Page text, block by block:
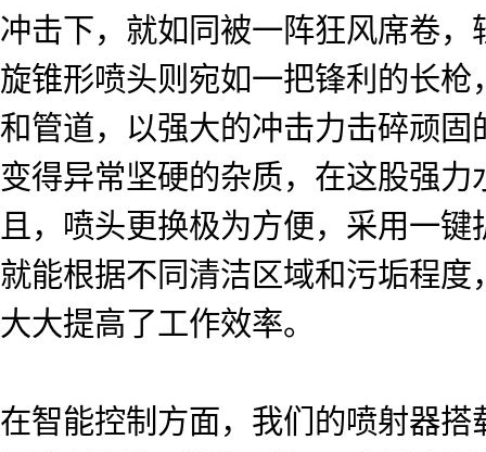
冲击下，就如同被一阵狂风席卷
旋锥形喷头则宛如一把锋利的长
和管道，以强大的冲击力击碎顽
变得异常坚硬的杂质，在这股强
且，喷头更换极为方便，采用一
就能根据不同清洁区域和污垢程
大大提高了工作效率。
在智能控制方面，我们的喷射器